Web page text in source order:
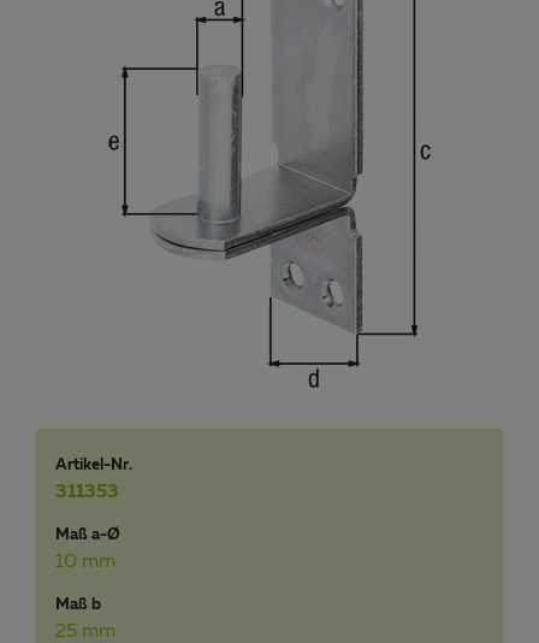
Artikel-Nr.
311353
Maß a-Ø
10 mm
Maß b
25 mm